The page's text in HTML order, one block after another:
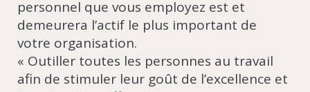
personnel que vous employez est et
demeurera l’actif le plus important de
votre organisation.
« Outiller toutes les personnes au travail
afin de stimuler leur goût de l’excellence et